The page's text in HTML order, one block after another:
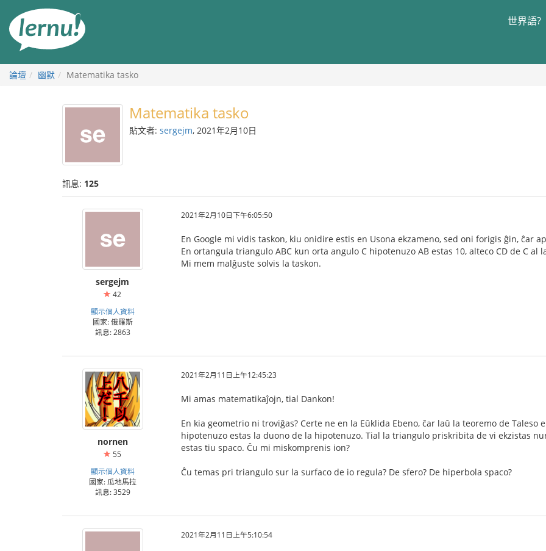
世界語?
論壇 幽默 Matematika tasko
Matematika tasko
貼文者: sergejm, 2021年2月10日
訊息: 125
sergejm
42
顯示個人資料
國家: 俄羅斯
訊息: 2863
2021年2月10日下午6:05:50
En Google mi vidis taskon, kiu onidire estis en Usona ekzameno, sed oni forigis ĝin, ĉar
En ortangula triangulo ABC kun orta angulo C hipotenuzo AB estas 10, alteco CD de C
Mi mem malĝuste solvis la taskon.
nornen
55
顯示個人資料
國家: 瓜地馬拉
訊息: 3529
2021年2月11日上午12:45:23
Mi amas matematikaĵojn, tial Dankon!
En kia geometrio ni troviĝas? Certe ne en la Eŭklida Ebeno, ĉar laŭ la teoremo de
hipotenuzo estas la duono de la hipotenuzo. Tial la triangulo priskribita de vi ekzistas
estas tiu spaco. Ĉu mi miskomprenis ion?
Ĉu temas pri triangulo sur la surfaco de io regula? De sfero? De hiperbola spaco?
2021年2月11日上午5:10:54